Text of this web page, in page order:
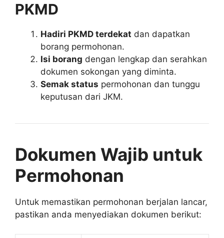
PKMD
Hadiri PKMD terdekat dan dapatkan
borang permohonan.
Isi borang dengan lengkap dan serahkan
dokumen sokongan yang diminta.
Semak status permohonan dan tunggu
keputusan dari JKM.
Dokumen Wajib untuk
Permohonan
Untuk memastikan permohonan berjalan lancar,
pastikan anda menyediakan dokumen berikut: